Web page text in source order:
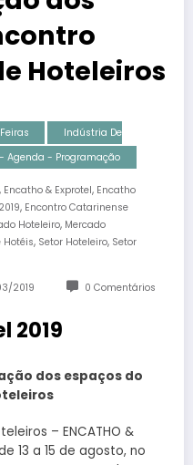
Hoteleiros
Indústria De
Agenda - Programação
, Encatho & Exprotel, Encatho
, Encontro Catarinense
Hoteleiro, Mercado
Hotéis, Setor Hoteleiro, Setor
2019 0 Comentários
2019
dos espaços do
– ENCATHO &
13 a 15 de agosto, no